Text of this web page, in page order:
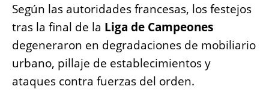
Según las autoridades francesas, los festejos
tras la final de la Liga de Campeones
degeneraron en degradaciones de mobiliario
urbano, pillaje de establecimientos y
ataques contra fuerzas del orden.